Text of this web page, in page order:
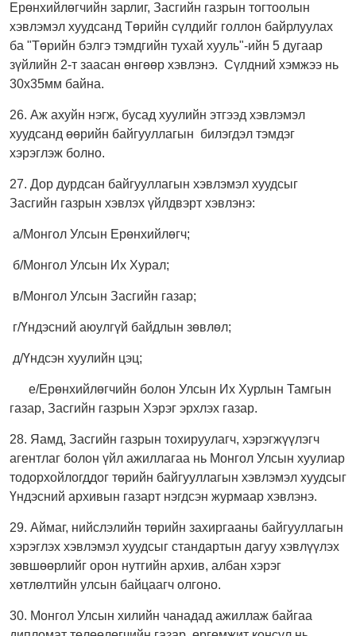
Ерөнхийлөгчийн зарлиг, Засгийн газрын тогтоолын
хэвлэмэл хуудсанд Төрийн сүлдийг голлон байрлуулах
ба "Төрийн бэлгэ тэмдгийн тухай хууль"-ийн 5 дугаар
зүйлийн 2-т заасан өнгөөр хэвлэнэ. Сүлдний хэмжээ нь
30х35мм байна.
26. Аж ахуйн нэгж, бусад хуулийн этгээд хэвлэмэл
хуудсанд өөрийн байгууллагын билэгдэл тэмдэг
хэрэглэж болно.
27. Дор дурдсан байгууллагын хэвлэмэл хуудсыг
Засгийн газрын хэвлэх үйлдвэрт хэвлэнэ:
а/Монгол Улсын Ерөнхийлөгч;
б/Монгол Улсын Их Хурал;
в/Монгол Улсын Засгийн газар;
г/Үндэсний аюулгүй байдлын зөвлөл;
д/Үндсэн хуулийн цэц;
е/Ерөнхийлөгчийн болон Улсын Их Хурлын Тамгын
газар, Засгийн газрын Хэрэг эрхлэх газар.
28. Яамд, Засгийн газрын тохируулагч, хэрэгжүүлэгч
агентлаг болон үйл ажиллагаа нь Монгол Улсын хуулиар
тодорхойлогддог төрийн байгууллагын хэвлэмэл хуудсыг
Үндэсний архивын газарт нэгдсэн журмаар хэвлэнэ.
29. Аймаг, нийслэлийн төрийн захиргааны байгууллагын
хэрэглэх хэвлэмэл хуудсыг стандартын дагуу хэвлүүлэх
зөвшөөрлийг орон нутгийн архив, албан хэрэг
хөтлөлтийн улсын байцаагч олгоно.
30. Монгол Улсын хилийн чанадад ажиллаж байгаа